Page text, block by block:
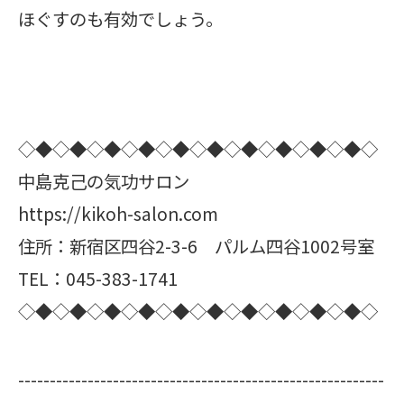
ほぐすのも有効でしょう。
◇◆◇◆◇◆◇◆◇◆◇◆◇◆◇◆◇◆◇◆◇
中島克己の気功サロン
https://kikoh-salon.com
住所：新宿区四谷2-3-6 パルム四谷1002号室
TEL：045-383-1741
◇◆◇◆◇◆◇◆◇◆◇◆◇◆◇◆◇◆◇◆◇
----------------------------------------------------------